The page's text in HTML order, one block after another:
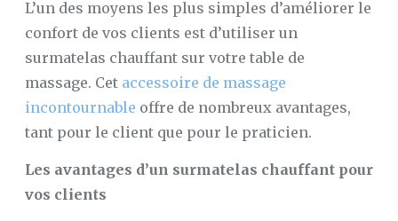
L’un des moyens les plus simples d’améliorer le
confort de vos clients est d’utiliser un
surmatelas chauffant sur votre table de
massage. Cet accessoire de massage
incontournable offre de nombreux avantages,
tant pour le client que pour le praticien.
Les avantages d’un surmatelas chauffant pour
vos clients